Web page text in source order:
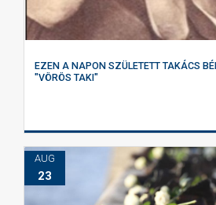
EZEN A NAPON SZÜLETETT TAKÁCS
"VÖRÖS TAKI"
AUG
23